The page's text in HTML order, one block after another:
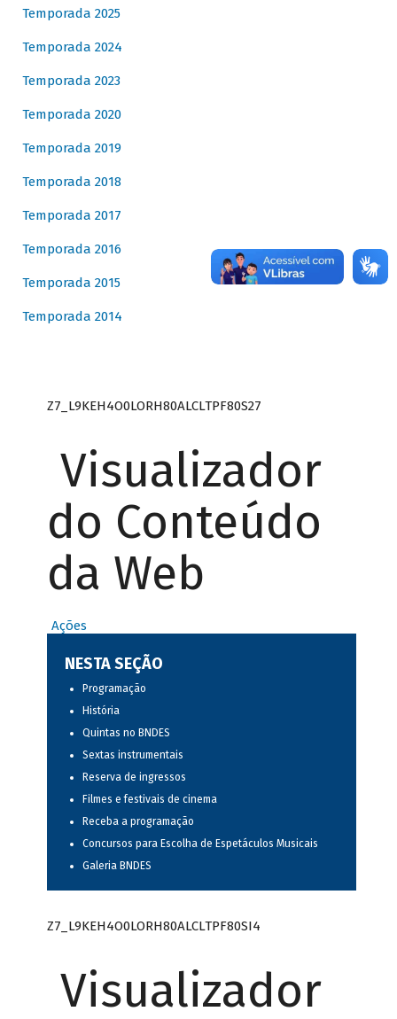
Temporada 2025
Temporada 2024
Temporada 2023
Temporada 2020
Temporada 2019
Temporada 2018
Temporada 2017
Temporada 2016
Temporada 2015
Temporada 2014
Z7_L9KEH4O0LORH80ALCLTPF80S27
Visualizador
do Conteúdo
da Web
Ações
NESTA SEÇÃO
Programação
História
Quintas no BNDES
Sextas instrumentais
Reserva de ingressos
Filmes e festivais de cinema
Receba a programação
Concursos para Escolha de Espetáculos Musicais
Galeria BNDES
Z7_L9KEH4O0LORH80ALCLTPF80SI4
Visualizador